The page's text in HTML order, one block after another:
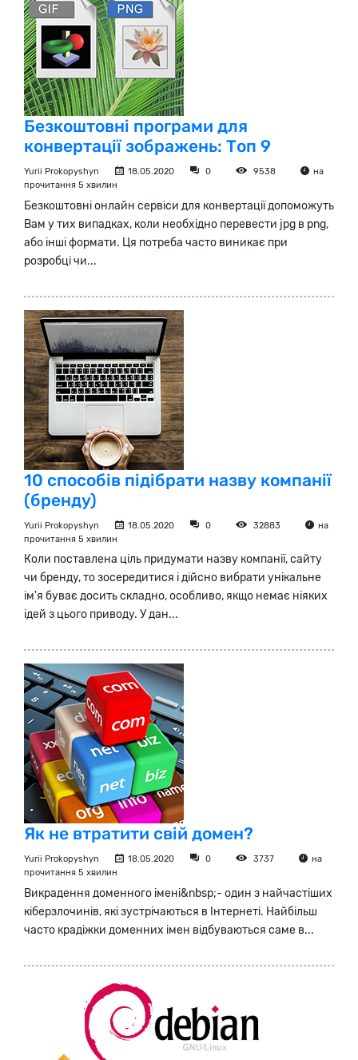
Безкоштовні програми для
конвертації зображень: Топ 9
Yurii Prokopyshyn 18.05.2020 0 9538
на
прочитання 5 хвилин
Безкоштовні онлайн сервіси для конвертації допоможуть
Вам у тих випадках, коли необхідно перевести jpg в png,
або інші формати. Ця потреба часто виникає при
розробці чи...
10 способів підібрати назву компанії
(бренду)
Yurii Prokopyshyn 18.05.2020 0 32883
на
прочитання 5 хвилин
Коли поставлена ціль придумати назву компанії, сайту
чи бренду, то зосередитися і дійсно вибрати унікальне
ім'я буває досить складно, особливо, якщо немає ніяких
ідей з цього приводу. У дан...
Як не втратити свій домен?
Yurii Prokopyshyn 18.05.2020 0 3737
на
прочитання 5 хвилин
Викрадення доменного імені&nbsp;- один з найчастіших
кіберзлочинів, які зустрічаються в Інтернеті. Найбільш
часто крадіжки доменних імен відбуваються саме в...